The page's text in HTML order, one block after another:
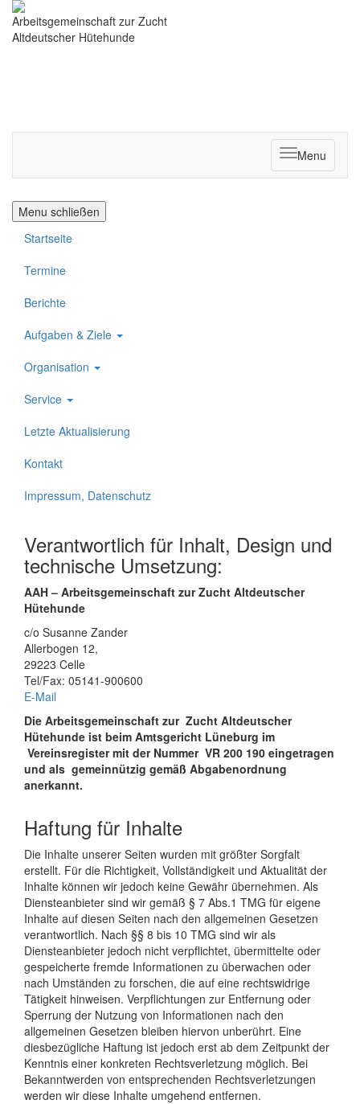
Arbeitsgemeinschaft zur Zucht
Altdeutscher Hütehunde
Menu
Menu schließen
Startseite
Termine
Berichte
Aufgaben & Ziele
Organisation
Service
Letzte Aktualisierung
Kontakt
Impressum, Datenschutz
Verantwortlich für Inhalt, Design und
technische Umsetzung:
AAH – Arbeitsgemeinschaft zur Zucht Altdeutscher
Hütehunde
c/o Susanne Zander
Allerbogen 12,
29223 Celle
Tel/Fax: 05141-900600
E-Mail
Die Arbeitsgemeinschaft zur Zucht Altdeutscher
Hütehunde ist beim Amtsgericht Lüneburg im
Vereinsregister mit der Nummer VR 200 190 eingetragen
und als gemeinnützig gemäß Abgabenordnung
anerkannt.
Haftung für Inhalte
Die Inhalte unserer Seiten wurden mit größter Sorgfalt
erstellt. Für die Richtigkeit, Vollständigkeit und Aktualität der
Inhalte können wir jedoch keine Gewähr übernehmen. Als
Diensteanbieter sind wir gemäß § 7 Abs.1 TMG für eigene
Inhalte auf diesen Seiten nach den allgemeinen Gesetzen
verantwortlich. Nach §§ 8 bis 10 TMG sind wir als
Diensteanbieter jedoch nicht verpflichtet, übermittelte oder
gespeicherte fremde Informationen zu überwachen oder
nach Umständen zu forschen, die auf eine rechtswidrige
Tätigkeit hinweisen. Verpflichtungen zur Entfernung oder
Sperrung der Nutzung von Informationen nach den
allgemeinen Gesetzen bleiben hiervon unberührt. Eine
diesbezügliche Haftung ist jedoch erst ab dem Zeitpunkt der
Kenntnis einer konkreten Rechtsverletzung möglich. Bei
Bekanntwerden von entsprechenden Rechtsverletzungen
werden wir diese Inhalte umgehend entfernen.